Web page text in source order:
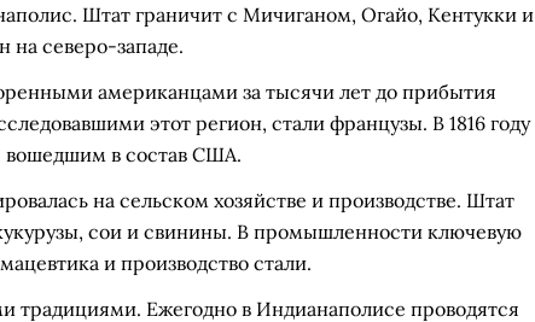
Штат граничит с Мичиганом, Огайо, Кентукки и
на северо-западе.
американцами за тысячи лет до прибытия
этот регион, стали французы. В 1816 году
вошедшим в состав США.
на сельском хозяйстве и производстве. Штат
сои и свинины. В промышленности ключевую
и производство стали.
традициями. Ежегодно в Индианаполисе проводятся